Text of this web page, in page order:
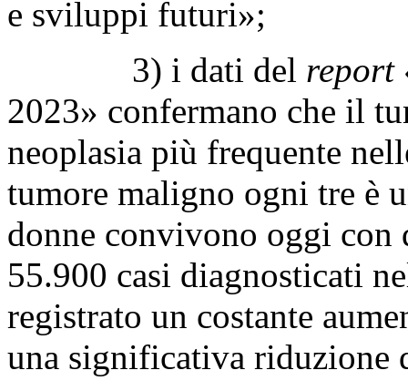
e sviluppi futuri»;
3) i dati del report
2023» confermano che il
neoplasia più frequente
tumore maligno ogni tre è
donne convivono oggi con
55.900 casi diagnosticati
registrato un costante
una significativa riduzione